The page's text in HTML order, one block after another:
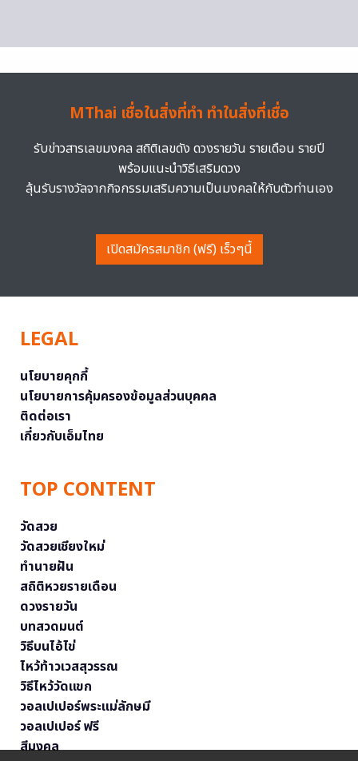
MThai เชื่อในสิ่งที่ทำ ทำในสิ่งที่เชื่อ
รับข่าวสารเลขมงคล สถิติเลขดัง ดวงรายวัน รายเดือน รายปี
พร้อมแนะนำวิธีเสริมดวง
ลุ้นรับรางวัลจากกิจกรรมเสริมความเป็นมงคลให้กับตัวท่านเอง
เปิดสมัครสมาชิก (ฟรี) เร็วๆนี้
LEGAL
นโยบายคุกกี้
นโยบายการคุ้มครองข้อมูลส่วนบุคคล
ติดต่อเรา
เกี่ยวกับเอ็มไทย
TOP CONTENT
วัดสวย
วัดสวยเชียงใหม่
ทำนายฝัน
สถิติหวยรายเดือน
ดวงรายวัน
บทสวดมนต์
วิธีบนไอ้ไข่
ไหว้ท้าวเวสสุวรรณ
วิธีไหว้วัดแขก
วอลเปเปอร์พระแม่ลักษมี
วอลเปเปอร์ ฟรี
สีมงคล